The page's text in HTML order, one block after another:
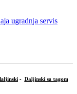
- Daljinski sa tagom